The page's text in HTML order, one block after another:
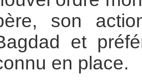
son
et
en place.